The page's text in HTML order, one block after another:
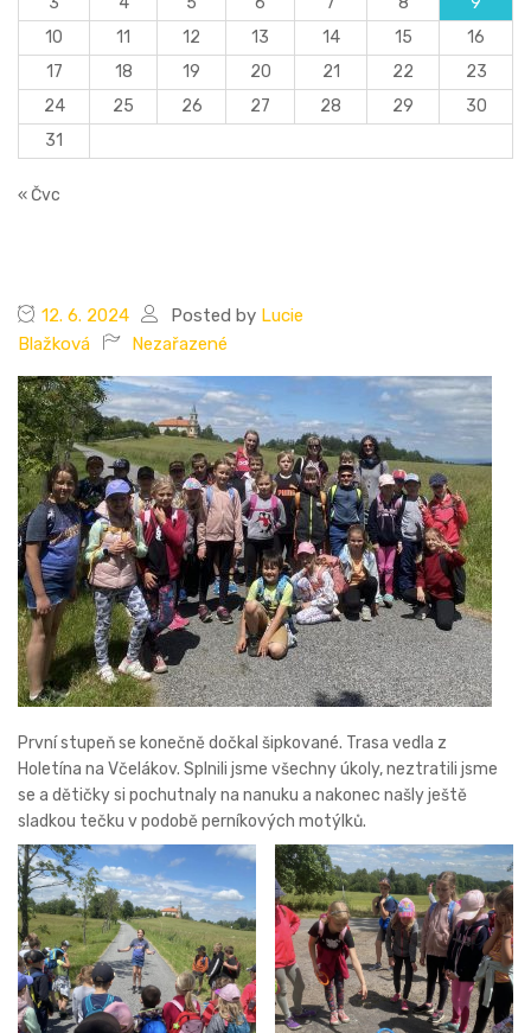
10
11 12 13 14 15
16
17
18 19 20 21 22
23
24
25 26 27 28 29
30
31
« Čvc
12. 6. 2024 Posted by Lucie
Blažková
Nezařazené
První stupeň se konečně dočkal šipkované. Trasa vedla z
Holetína na Včelákov. Splnili jsme všechny úkoly, neztratili jsme
se a dětičky si pochutnaly na nanuku a nakonec našly ještě
sladkou tečku v podobě perníkových motýlků.